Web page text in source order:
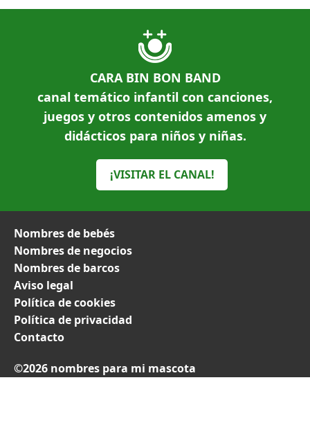
CARA BIN BON BAND
canal temático infantil con canciones,
juegos y otros contenidos amenos y
didácticos para niños y niñas.
¡VISITAR EL CANAL!
Nombres de bebés
Nombres de negocios
Nombres de barcos
Aviso legal
Política de cookies
Política de privacidad
Contacto
©2026 nombres para mi mascota